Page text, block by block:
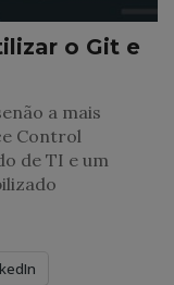
o Git e
a mais
Control
de TI e um